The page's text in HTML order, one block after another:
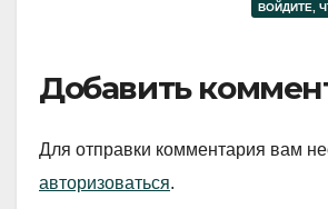
ВОЙДИТЕ,
Добавить
Для отправки комментария вам
авторизоваться.